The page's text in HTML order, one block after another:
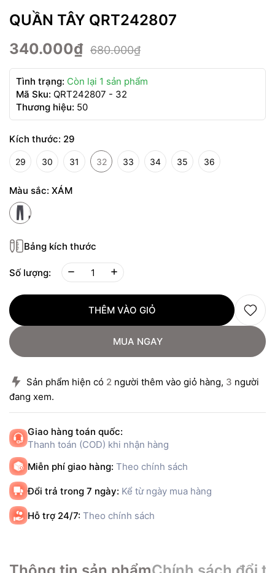
QUẦN TÂY QRT242807
340.000₫ 680.000₫
Tình trạng: Còn lại 1 sản phẩm
Mã Sku: QRT242807 - 32
Thương hiệu: 50
Kích thước: 29
29 30 31 32 33 34 35 36
Màu sắc: XÁM
Bảng kích thước
Số lượng:
THÊM VÀO GIỎ
MUA NGAY
Sản phẩm hiện có 2 người thêm vào giỏ hàng, 3 người
đang xem.
Giao hàng toán quốc:
Thanh toán (COD) khi nhận hàng
Miễn phí giao hàng: Theo chính sách
Đổi trả trong 7 ngày: Kể từ ngày mua hàng
Hỗ trợ 24/7: Theo chính sách